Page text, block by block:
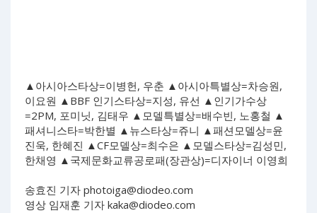
▲아시아스타상=이병헌, 우춘 ▲아시아특별상=차승원,
이요원 ▲BBF 인기스타상=지성, 유선 ▲인기가수상
=2PM, 포미닛, 김태우 ▲모델특별상=배수빈, 노홍철 ▲
패셔니스타=박한별 ▲뉴스타상=쥬니 ▲패션모델상=윤
진욱, 한혜진 ▲CF모델상=최수은 ▲모델스타상=김성민,
한채영 ▲국제문화교류공로패(장관상)=디자이너 이영희
송효진 기자 photoiga@diodeo.com
영상 임재훈 기자 kaka@diodeo.com